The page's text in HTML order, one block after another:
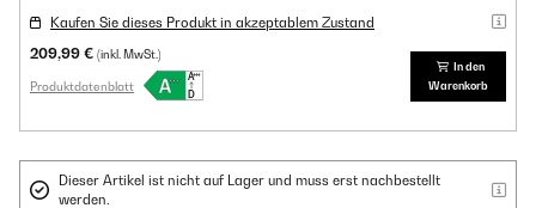
Kaufen Sie dieses Produkt in akzeptablem Zustand
209,99 € (inkl. MwSt.)
Produktdatenblatt
In den
Warenkorb
Dieser Artikel ist nicht auf Lager und muss erst nachbestellt
werden.